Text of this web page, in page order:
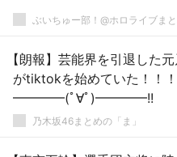
ぶいちゅー部！@ホロライブま
【朗報】芸能界を引退した
がtiktokを始めていた！！
━━━━(ﾟ∀ﾟ)━━━━!!
乃木坂46まとめの「ま」